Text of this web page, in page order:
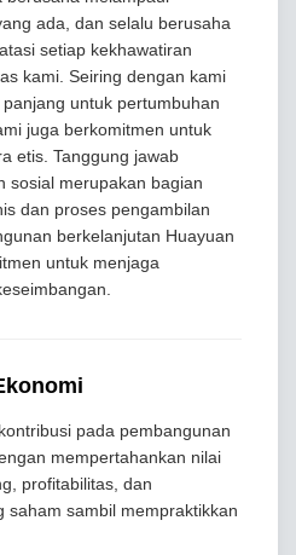
ada, dan selalu berusaha
setiap kekhawatiran
kami. Seiring dengan kami
untuk pertumbuhan
juga berkomitmen untuk
etis. Tanggung jawab
sosial merupakan bagian
dan proses pengambilan
berkelanjutan Huayuan
untuk menjaga
pada pembangunan
mempertahankan nilai
profitabilitas, dan
saham sambil mempraktikkan